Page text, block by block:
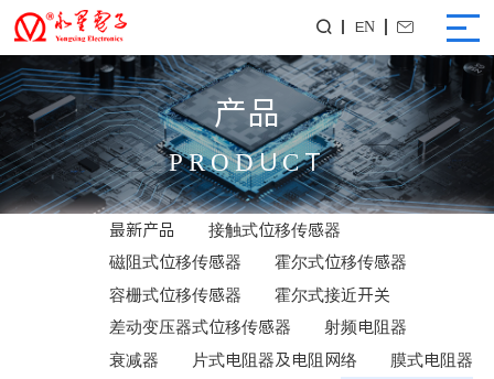
 EN 
产品
PRODUCT
最新产品
接触式位移传感器
磁阻式位移传感器
霍尔式位移传感器
容栅式位移传感器
霍尔式接近开关
差动变压器式位移传感器
射频电阻器
衰减器
片式电阻器及电阻网络
膜式电阻器